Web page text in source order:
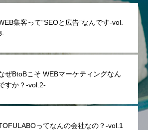
集客って“SEOと広告”なんです-vol.
ぜBtoBこそ WEBマーケティングなん
すか？-vol.2-
ってなんの会社なの？-vol.1